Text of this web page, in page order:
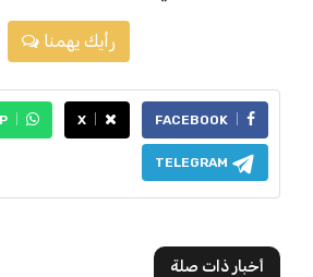
رأيك يهمنا
FACEBOOK
X
TELEGRAM
أخبار ذات صلة